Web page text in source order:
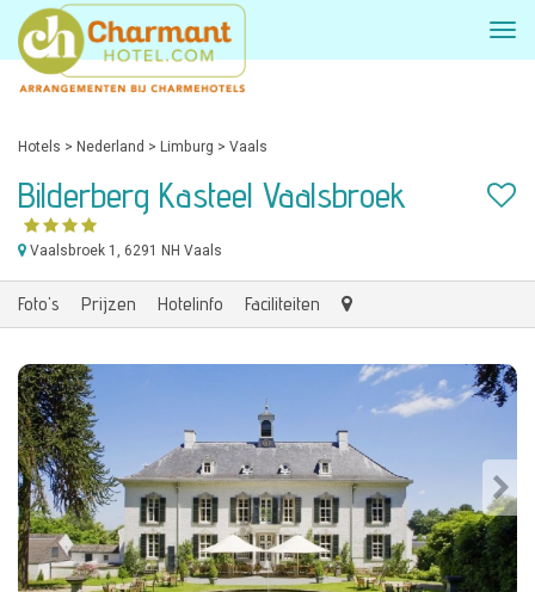
Hotels > Nederland > Limburg > Vaals
Bilderberg Kasteel Vaalsbroek
Vaalsbroek 1, 6291 NH Vaals
Foto's Prijzen Hotelinfo Faciliteiten